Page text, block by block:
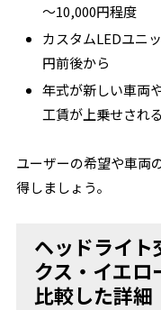
～10,000円程度
カスタムLEDユニ
円前後から
年式が新しい車両
工賃が上乗せされ
ユーザーの希望や車両
得しましょう。
ヘッドライト
クス・イエロ
比較した詳細